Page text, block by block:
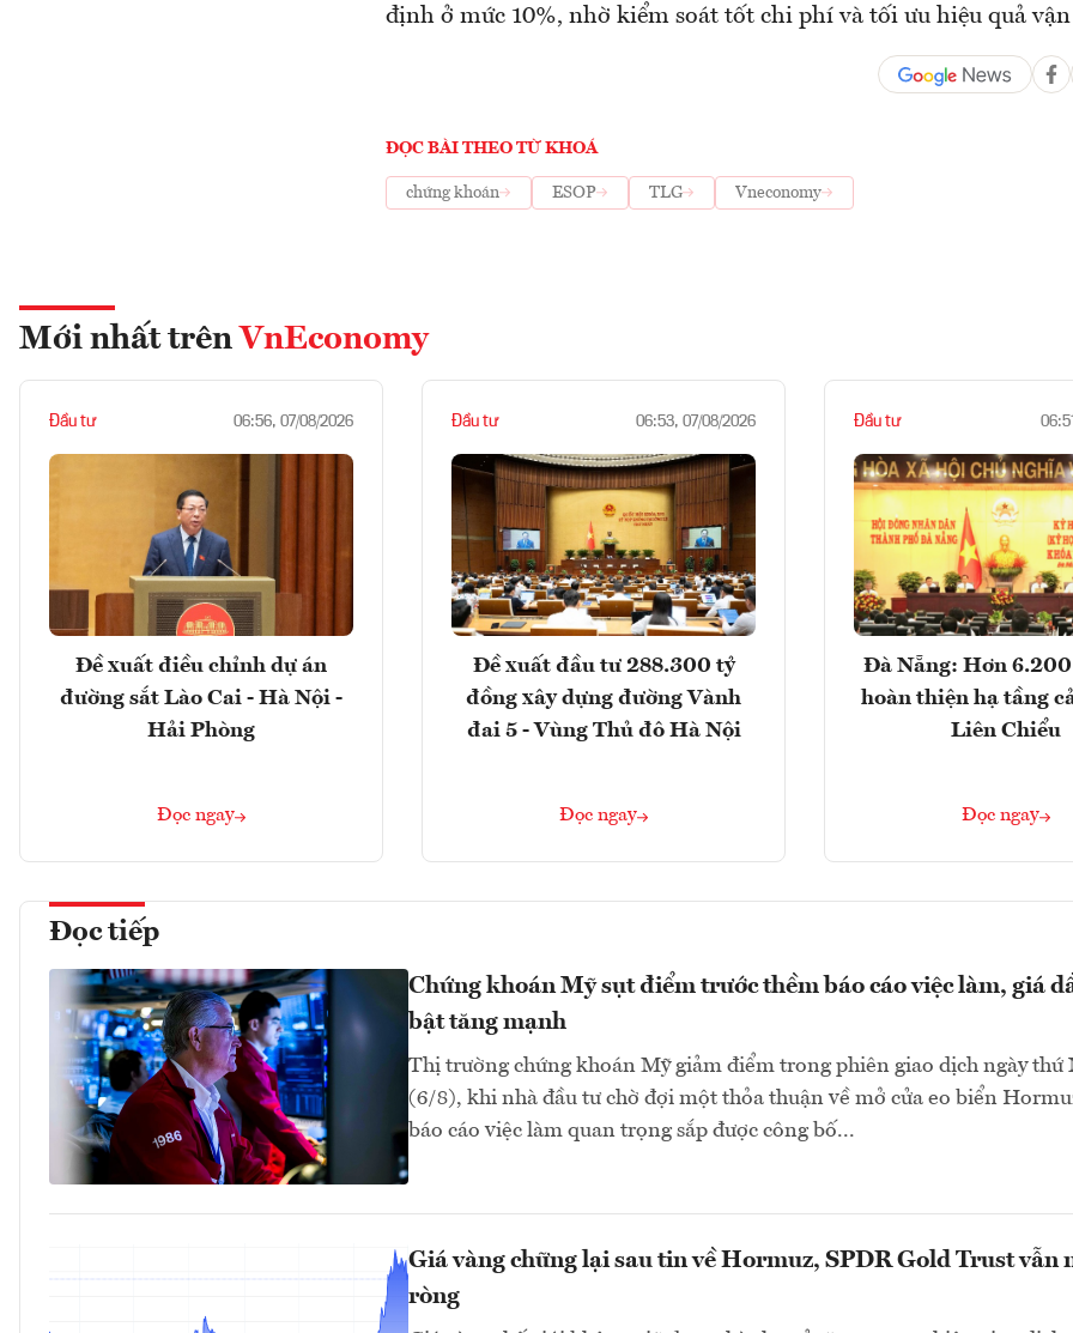
định ở mức 10%, nhờ kiểm soát tốt chi phí và tối ưu hiệu quả
ĐỌC BÀI THEO TỪ KHOÁ
chứng khoán ESOP TLG Vneconomy
Mới nhất trên VnEconomy
Đầu tư 06:56, 07/08/2026
Đề xuất điều chỉnh dự án
đường sắt Lào Cai - Hà Nội -
Hải Phòng
Đọc ngay
Đầu tư 06:53, 07/08/2026
Đề xuất đầu tư 288.300 tỷ
đồng xây dựng đường Vành
đai 5 - Vùng Thủ đô Hà Nội
Đọc ngay
Đầu tư
Đà Nẵng: Hơn
hoàn thiện hạ tầng
Liên Chiểu
Đọc ngay
Đọc tiếp
Chứng khoán Mỹ sụt điểm trước thềm báo cáo việc làm, giá
bật tăng mạnh
Thị trường chứng khoán Mỹ giảm điểm trong phiên giao dịch ngày thứ
(6/8), khi nhà đầu tư chờ đợi một thỏa thuận về mở cửa eo biển
báo cáo việc làm quan trọng sắp được công bố...
Giá vàng chững lại sau tin về Hormuz, SPDR Gold Trust vẫn
ròng